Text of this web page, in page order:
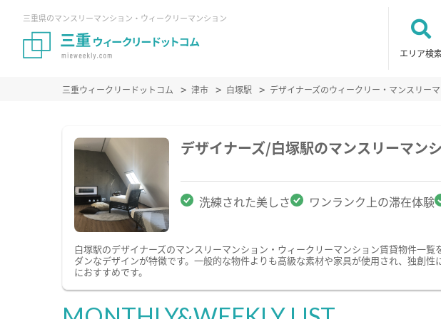
三重県のマンスリーマンション・ウィークリーマンション
エリア検
三重ウィークリードットコム 津市 白塚駅 デザイナーズのウィークリー・マンスリー
デザイナーズ/白塚駅のマンスリーマン
洗練された美しさ ワンランク上の滞在体験
白塚駅のデザイナーズのマンスリーマンション・ウィークリーマンション賃貸物件一
ダンなデザインが特徴です。一般的な物件よりも高級な素材や家具が使用され、独創
におすすめです。